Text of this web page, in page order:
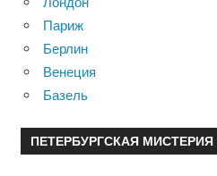
Париж
Берлин
Венеция
Базель
ПЕТЕРБУРГСКАЯ МИСТЕРИЯ